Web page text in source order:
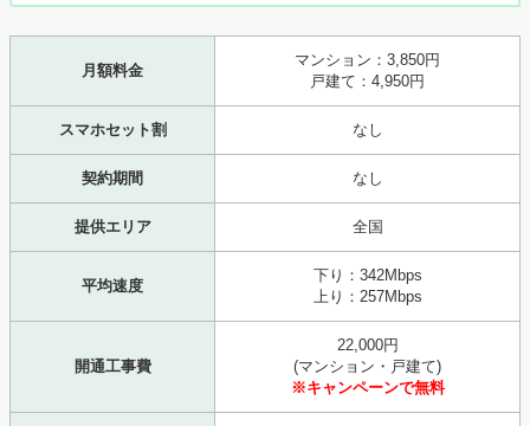
月額料金
マンション：3,850円
戸建て：4,950円
スマホセット割 なし
契約期間 なし
提供エリア 全国
平均速度
下り：342Mbps
上り：257Mbps
開通工事費
22,000円
(マンション・戸建て)
※キャンペーンで無料